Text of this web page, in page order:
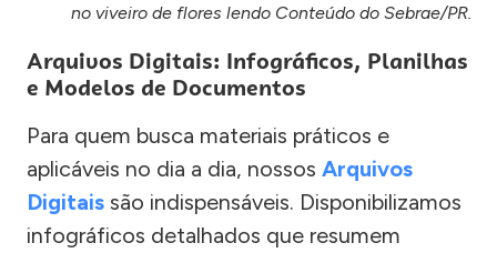
no viveiro de flores lendo Conteúdo do Sebrae/PR.
Arquivos Digitais: Infográficos, Planilhas
e Modelos de Documentos
Para quem busca materiais práticos e
aplicáveis no dia a dia, nossos Arquivos
Digitais são indispensáveis. Disponibilizamos
infográficos detalhados que resumem